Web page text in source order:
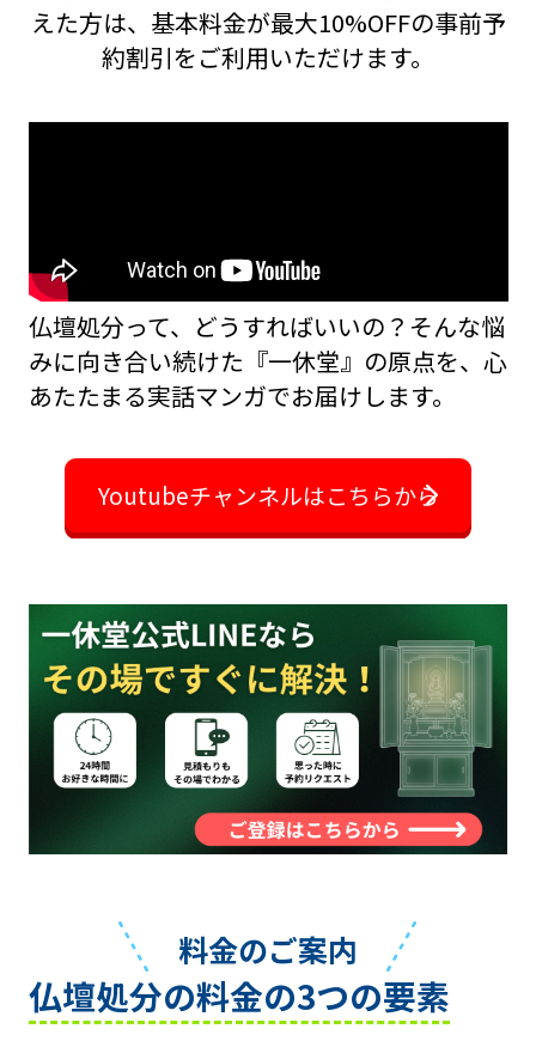
えた方は、基本料金が最大10%OFFの事前予
約割引をご利用いただけます。
仏壇処分って、どうすればいいの？――そんな悩
みに向き合い続けた『一休堂』の原点を、 心
あたたまる実話マンガでお届けします。
Youtubeチャンネルはこちらから
料金のご案内
仏壇処分の料金の3つの要素